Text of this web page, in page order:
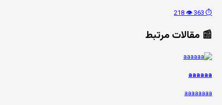
⏱️ 363
👁️ 218
📰 مقالات مرتبط
aaaaaa
aaaaaaaa